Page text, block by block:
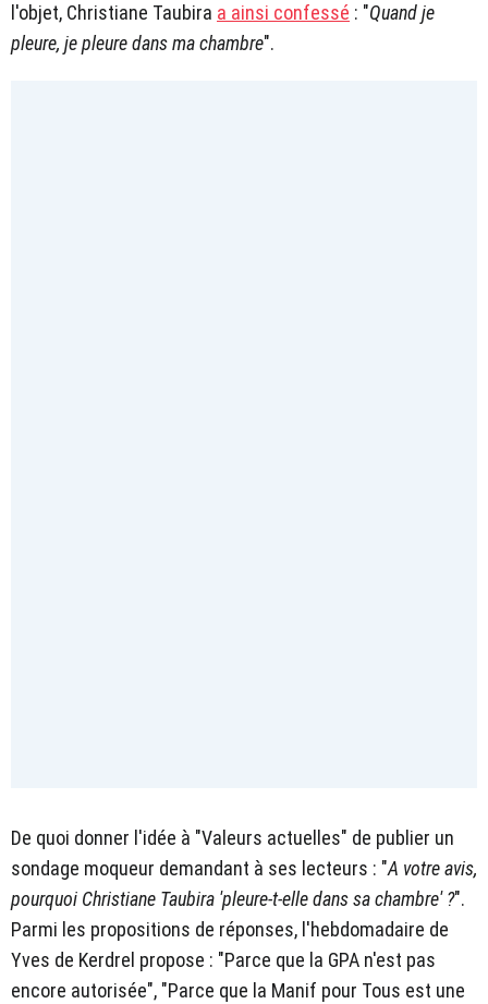
l'objet, Christiane Taubira a ainsi confessé : "Quand je
pleure, je pleure dans ma chambre".
De quoi donner l'idée à "Valeurs actuelles" de publier un
sondage moqueur demandant à ses lecteurs : "A votre avis,
pourquoi Christiane Taubira 'pleure-t-elle dans sa chambre' ?".
Parmi les propositions de réponses, l'hebdomadaire de
Yves de Kerdrel propose : "Parce que la GPA n'est pas
encore autorisée", "Parce que la Manif pour Tous est une